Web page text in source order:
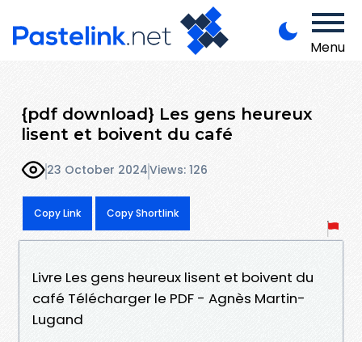
Menu
{pdf download} Les gens heureux
lisent et boivent du café
23 October 2024Views: 126
Copy Link Copy Shortlink
Livre Les gens heureux lisent et boivent du
café Télécharger le PDF - Agnès Martin-
Lugand